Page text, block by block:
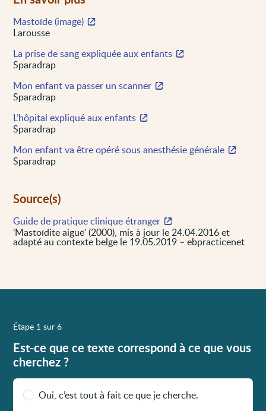
Mastoïde (image)
Larousse
La prise de sang expliquée aux enfants
Sparadrap
Mon enfant va passer un scanner
Sparadrap
L’hôpital expliqué aux enfants
Sparadrap
Mon enfant va être opéré sous anesthésie générale
Sparadrap
Source(s)
Guide de pratique clinique étranger
‘Mastoïdite aiguë’ (2000), mis à jour le 24.04.2016 et
adapté au contexte belge le 19.05.2019 – ebpracticenet
Étape 1 sur 6
Est-ce que ce texte correspond à ce que vous
cherchez ?
Oui, c’est tout à fait ce que je cherche.